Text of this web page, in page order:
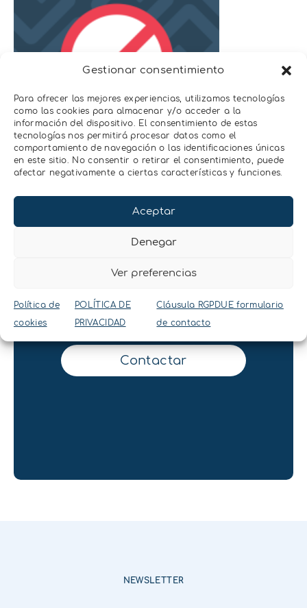
Gestionar consentimiento
Para ofrecer las mejores experiencias, utilizamos tecnologías
como las cookies para almacenar y/o acceder a la
información del dispositivo. El consentimiento de estas
tecnologías nos permitirá procesar datos como el
comportamiento de navegación o las identificaciones únicas
en este sitio. No consentir o retirar el consentimiento, puede
afectar negativamente a ciertas características y funciones.
Aceptar
Denegar
Ver preferencias
Política de
cookies
POLÍTICA DE
PRIVACIDAD
Cláusula RGPDUE formulario
de contacto
¡Un saludo!
Contacta con
nosotros
Contactar
NEWSLETTER